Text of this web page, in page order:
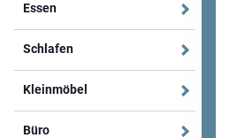
Essen
Schlafen
Kleinmöbel
Büro